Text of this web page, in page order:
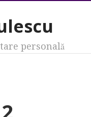
personală